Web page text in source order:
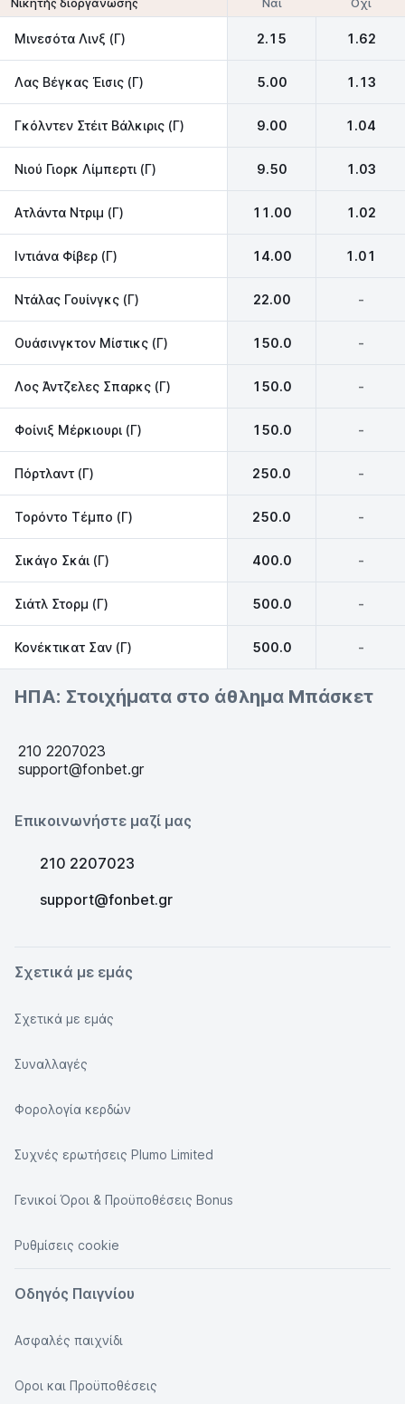
Μινεσότα Λινξ (Γ) 2.15 1.62
Λας Βέγκας Έισις (Γ) 5.00 1.13
Γκόλντεν Στέιτ Βάλκιρις (Γ) 9.00 1.04
Νιού Γιορκ Λίμπερτι (Γ) 9.50 1.03
Ατλάντα Ντριμ (Γ) 11.00 1.02
Ιντιάνα Φίβερ (Γ) 14.00 1.01
Ντάλας Γουίνγκς (Γ) 22.00 -
Ουάσινγκτον Μίστικς (Γ) 150.0 -
Λος Άντζελες Σπαρκς (Γ) 150.0 -
Φοίνιξ Μέρκιουρι (Γ) 150.0 -
Πόρτλαντ (Γ) 250.0 -
Τορόντο Τέμπο (Γ) 250.0 -
Σικάγο Σκάι (Γ) 400.0 -
Σιάτλ Στορμ (Γ) 500.0 -
Κονέκτικατ Σαν (Γ) 500.0 -
ΗΠΑ: Στοιχήματα στο άθλημα Μπάσκετ
210 2207023
support@fonbet.gr
Επικοινωνήστε μαζί μας
210 2207023
support@fonbet.gr
Σχετικά με εμάς
Σχετικά με εμάς
Συναλλαγές
Φορολογία κερδών
Συχνές ερωτήσεις Plumo Limited
Γενικοί Όροι & Προϋποθέσεις Bonus
Ρυθμίσεις cookie
Οδηγός Παιγνίου
Ασφαλές παιχνίδι
Οροι και Προϋποθέσεις